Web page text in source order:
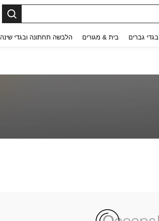
בגדי גברים בית & מגורים הלבשה תחתונה ובגדי שינה